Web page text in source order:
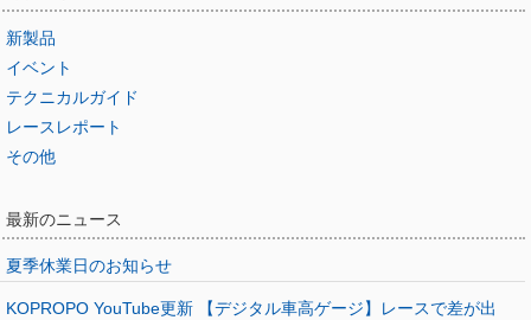
新製品
イベント
テクニカルガイド
レースレポート
その他
最新のニュース
夏季休業日のお知らせ
KOPROPO YouTube更新 【デジタル車高ゲージ】レースで差が出